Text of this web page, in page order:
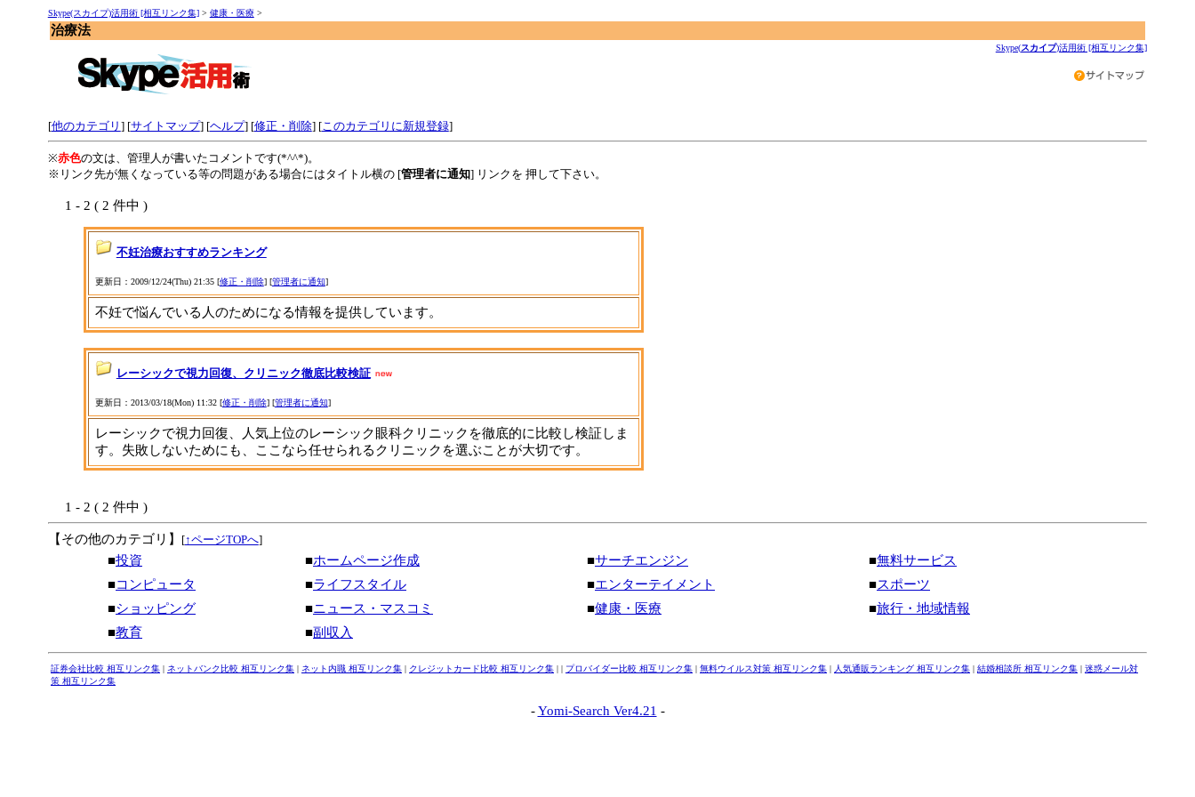
Skype(スカイプ)活用術 [相互リンク集]> 健康・医療>
治療法
Skype(スカイプ)活用術 [相互リンク集]
[他のカテゴリ ] [サイトマップ] [ヘルプ] [修正・削除] [このカテゴリに新規登録]
※赤色の文は、管理人が書いたコメントです(*^^*)。
※リンク先が無くなっている等の問題がある場合にはタイトル横の [管理者に通知] リンクを 押して下さい。
1 - 2 ( 2 件中 )
不妊治療おすすめランキング
更新日：2009/12/24(Thu) 21:35 [修正・削除] [管理者に通知]
不妊で悩んでいる人のためになる情報を提供しています。
レーシックで視力回復、クリニック徹底比較検証
更新日：2013/03/18(Mon) 11:32 [修正・削除] [管理者に通知]
レーシックで視力回復、人気上位のレーシック眼科クリニックを徹底的に比較し検証しま
す。失敗しないためにも、ここなら任せられるクリニックを選ぶことが大切です。
1 - 2 ( 2 件中 )
【その他のカテゴリ】 [↑ページTOPへ]
■投資 ■ホームページ作成 ■サーチエンジン ■無料サービス
■コンピュータ ■ライフスタイル ■エンターテイメント ■スポーツ
■ショッピング ■ニュース・マスコミ ■健康・医療 ■旅行・地域情報
■教育 ■副収入
証券会社比較 相互リンク集 | ネットバンク比較 相互リンク集 | ネット内職 相互リンク集 | クレジットカード比較 相互リンク集 | | プロバイダー比較 相互リンク集 | 無料ウイルス対策 相互リンク集 | 人気通販ランキング 相互リンク集 | 結婚相談所 相互リンク集 | 迷惑メール対
策 相互リンク集
-Yomi-Search Ver4.21 -